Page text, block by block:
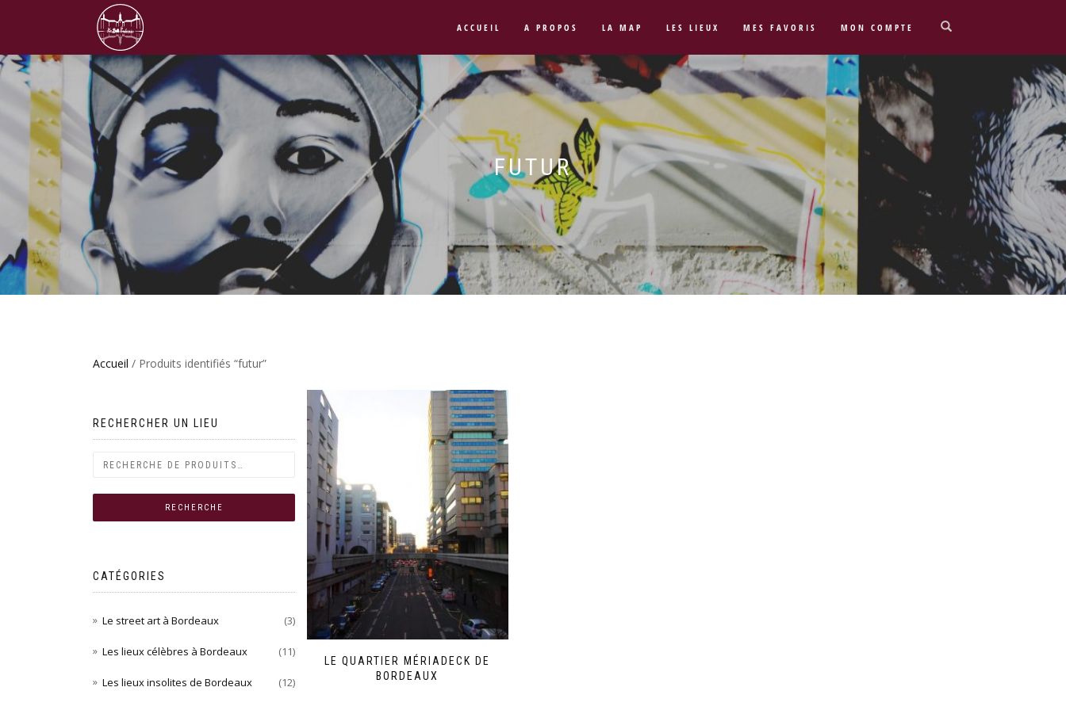
ACCUEIL A PROPOS LA MAP LES LIEUX MES FAVORIS MON COMPTE
FUTUR
Accueil / Produits identifiés “futur”
LE QUARTIER MÉRIADECK DE
BORDEAUX
RECHERCHER UN LIEU
CATÉGORIES
Le street art à Bordeaux (3)
Les lieux célèbres à Bordeaux (11)
Les lieux insolites de Bordeaux (12)